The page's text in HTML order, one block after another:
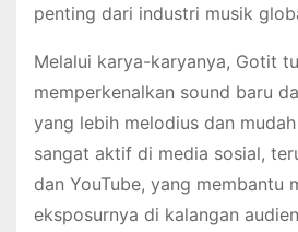
penting dari industri musik
Melalui karya-karyanya, Gotit
memperkenalkan sound baru
yang lebih melodius dan
sangat aktif di media sosial,
dan YouTube, yang membantu
eksposurnya di kalangan